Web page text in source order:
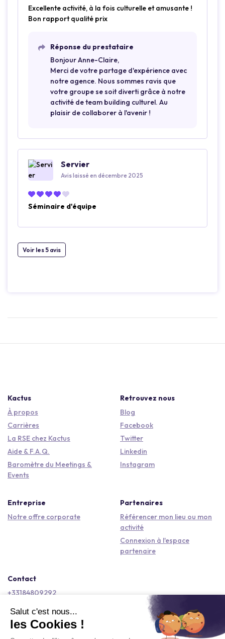
Excellente activité, à la fois culturelle et amusante !
Bon rapport qualité prix
Réponse du prestataire
Bonjour Anne-Claire,
Merci de votre partage d'expérience avec
notre agence. Nous sommes ravis que
votre groupe se soit diverti grâce à notre
activité de team building culturel. Au
plaisir de collaborer à l'avenir !
Servier
Avis laissé en décembre 2025
Séminaire d'équipe
Voir les 5 avis
Kactus
À propos
Carrières
La RSE chez Kactus
Aide & F.A.Q.
Baromètre du Meetings &
Events
Retrouvez nous
Blog
Facebook
Twitter
Linkedin
Instagram
Entreprise
Notre offre corporate
Partenaires
Référencer mon lieu ou mon
activité
Connexion à l'espace
partenaire
Contact
+33184809292